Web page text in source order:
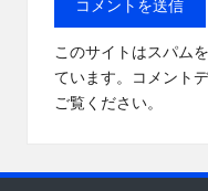
このサイトはスパム
ています。
コメント
ご覧ください。